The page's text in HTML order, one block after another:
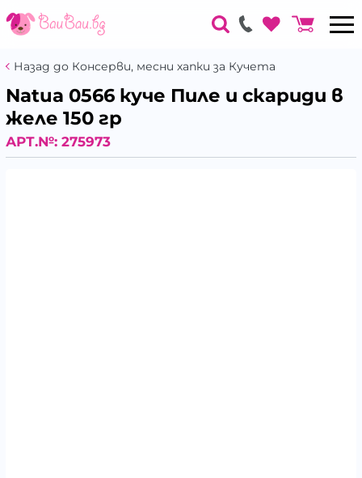
Назад до Консерви, месни хапки за Кучета
Natua 0566 куче Пиле и скариди в
желе 150 гр
АРТ.№: 275973